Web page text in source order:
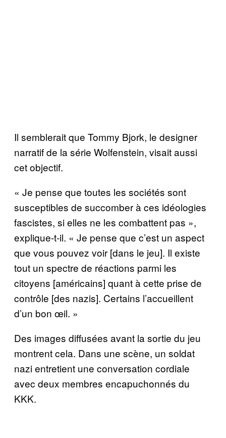
Il semblerait que Tommy Bjork, le designer
narratif de la série Wolfenstein, visait aussi
cet objectif.
« Je pense que toutes les sociétés sont
susceptibles de succomber à ces idéologies
fascistes, si elles ne les combattent pas »,
explique-t-il. « Je pense que c’est un aspect
que vous pouvez voir [dans le jeu]. Il existe
tout un spectre de réactions parmi les
citoyens [américains] quant à cette prise de
contrôle [des nazis]. Certains l’accueillent
d’un bon œil. »
Des images diffusées avant la sortie du jeu
montrent cela. Dans une scène, un soldat
nazi entretient une conversation cordiale
avec deux membres encapuchonnés du
KKK.